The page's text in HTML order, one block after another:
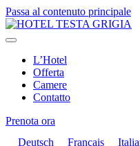
Passa al contenuto principale
L’Hotel
Offerta
Camere
Contatto
Prenota ora
Deutsch
Français